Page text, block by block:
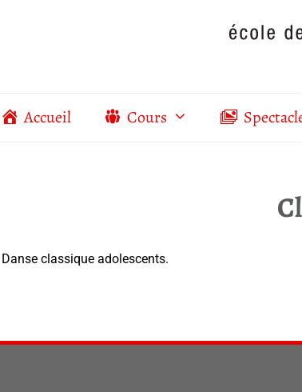
Accueil Cours
Danse classique adolescents.